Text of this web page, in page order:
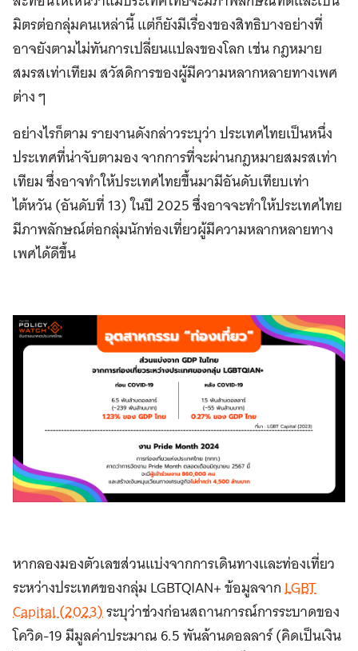
มิตรต่อกลุ่มคนเหล่านี้ แต่ก็ยังมีเรื่องของสิทธิบางอย่างที่
อาจยังตามไม่ทันการเปลี่ยนแปลงของโลก เช่น กฎหมาย
สมรสเท่าเทียม สวัสดิการของผู้มีความหลากหลายทางเพศ
ต่าง ๆ
อย่างไรก็ตาม รายงานดังกล่าวระบุว่า ประเทศไทยเป็นหนึ่ง
ประเทศที่น่าจับตามอง จากการที่จะผ่านกฎหมายสมรสเท่า
เทียม ซึ่งอาจทำให้ประเทศไทยขึ้นมามีอันดับเทียบเท่า
ไต้หวัน (อันดับที่ 13) ในปี 2025 ซึ่งอาจจะทำให้ประเทศไทย
มีภาพลักษณ์ต่อกลุ่มนักท่องเที่ยวผู้มีความหลากหลายทาง
เพศได้ดีขึ้น
หากลองมองตัวเลขส่วนแบ่งจากการเดินทางและท่องเที่ยว
ระหว่างประเทศของกลุ่ม LGBTQIAN+ ข้อมูลจากLGBT
Capital (2023)ระบุว่าช่วงก่อนสถานการณ์การระบาดของ
โควิด-19 มีมูลค่าประมาณ 6.5 พันล้านดอลลาร์ (คิดเป็นเงิน